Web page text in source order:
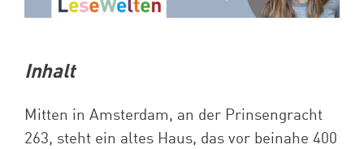
Inhalt
Mitten in Amsterdam, an der Prinsengracht
263, steht ein altes Haus, das vor beinahe 400